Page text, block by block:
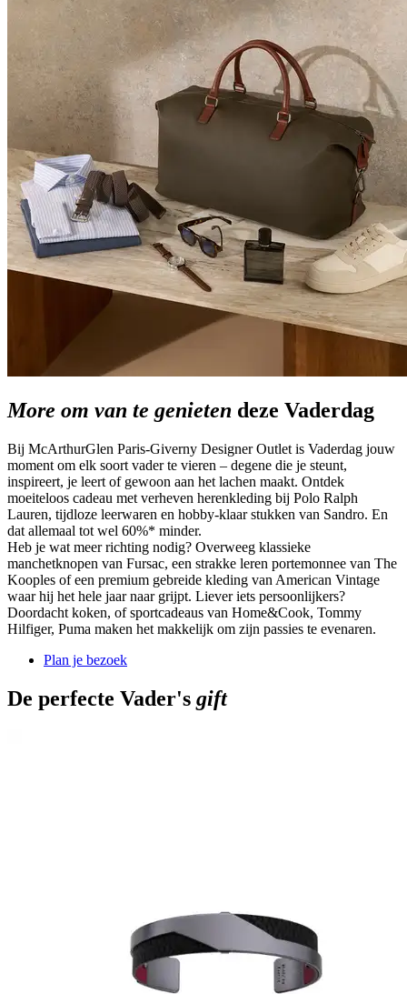
More om van te genieten deze Vaderdag
Bij McArthurGlen Paris-Giverny Designer Outlet is Vaderdag jouw
moment om elk soort vader te vieren – degene die je steunt,
inspireert, je leert of gewoon aan het lachen maakt. Ontdek
moeiteloos cadeau met verheven herenkleding bij Polo Ralph
Lauren, tijdloze leerwaren en hobby-klaar stukken van Sandro. En
dat allemaal tot wel 60%* minder.
Heb je wat meer richting nodig? Overweeg klassieke
manchetknopen van Fursac, een strakke leren portemonnee van The
Kooples of een premium gebreide kleding van American Vintage
waar hij het hele jaar naar grijpt. Liever iets persoonlijkers?
Doordacht koken, of sportcadeaus van Home&Cook, Tommy
Hilfiger, Puma maken het makkelijk om zijn passies te evenaren.
Plan je bezoek
De perfecte Vader's gift